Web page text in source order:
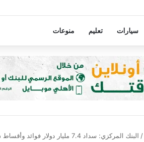
سيارات تعليم منوعات
/ البنك المركزي: سداد 7.4 مليار دولار فوائد وأقساط ديون خارجية خلال 3 أشهر